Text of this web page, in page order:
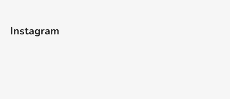
Instagram